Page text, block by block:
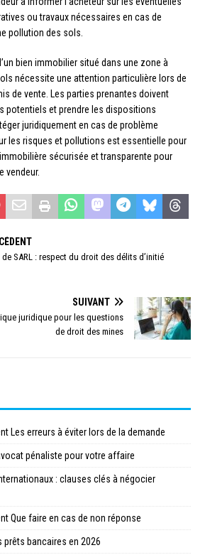
ou travaux nécessaires en cas de
pollution des sols.
bien immobilier situé dans une zone à
nécessite une attention particulière lors de
de vente. Les parties prenantes doivent
potentiels et prendre les dispositions
juridiquement en cas de problème
les risques et pollutions est essentielle pour
sécurisée et transparente pour
vendeur.
SARL : respect du droit des délits d’initié
SUIVANT
juridique pour les questions
de droit des mines
Les erreurs à éviter lors de la demande
pénaliste pour votre affaire
: clauses clés à négocier
Que faire en cas de non réponse
prêts bancaires en 2026